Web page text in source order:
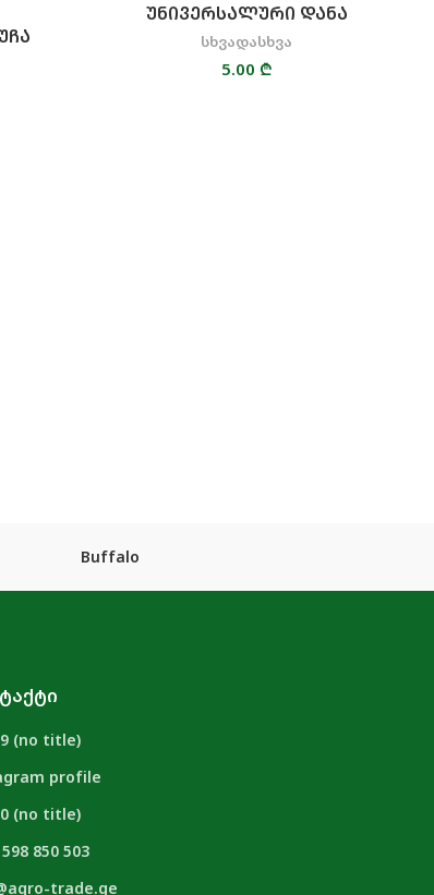
ᲣᲜᲘᲕᲔᲠᲡᲐᲚᲣᲠᲘ ᲓᲐᲜᲐ
სხვადასხვა
5.00 ₾
Buffalo
(no title)
profile
(no title)
850 503
trade.ge